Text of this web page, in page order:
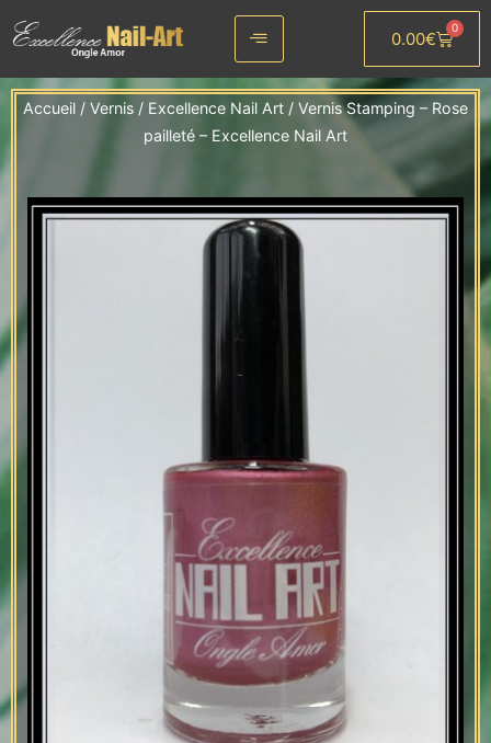
au
0.00€
0
Panier
Accueil / Vernis / Excellence Nail Art / Vernis Stamping – Rose
pailleté – Excellence Nail Art